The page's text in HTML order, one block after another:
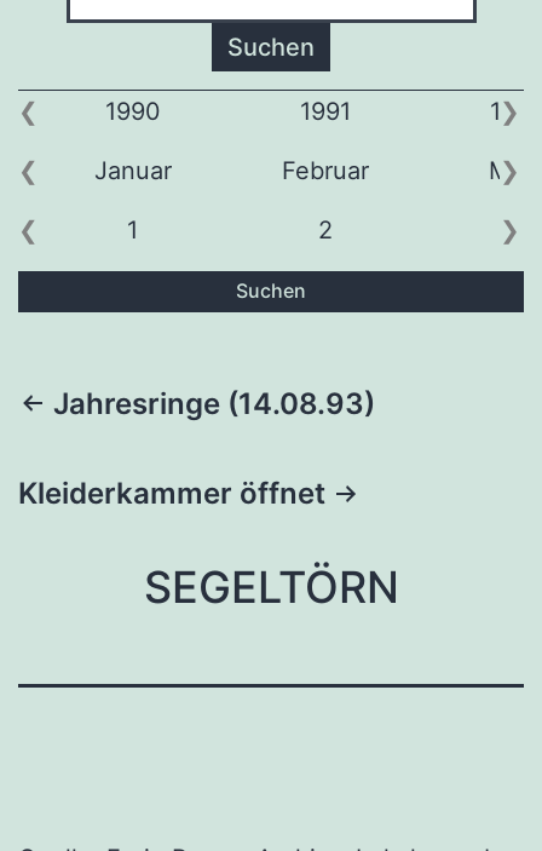
1990 1991
Januar Februar
1 2 3
Suchen
Beitragsnavigation
Jahresringe (14.08.93)
Kleiderkammer öffnet
SEGELTÖRN